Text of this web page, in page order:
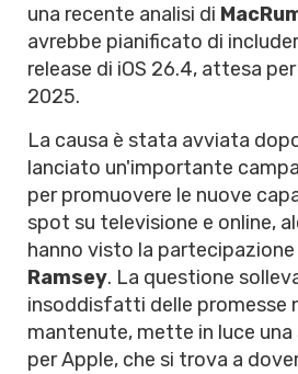
una recente analisi di
avrebbe pianificato di
release di iOS 26.4, attesa
2025.
La causa è stata avviata
lanciato un'importante
per promuovere le nuove
spot su televisione e online,
hanno visto la
Ramsey. La questione
insoddisfatti delle promesse
mantenute, mette in luce
per Apple, che si trova a